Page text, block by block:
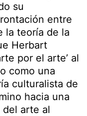
su
entre
la teoría de la
Herbart
por el arte’ al
como una
culturalista de
hacia una
arte al